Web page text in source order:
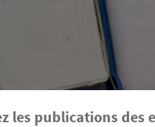
les publications des